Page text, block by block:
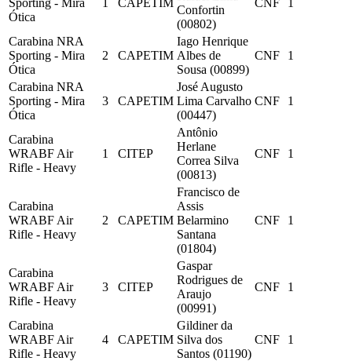
Ótica
Confortin
(00802)
Carabina NRA
Sporting - Mira
Ótica
2 CAPETIM
Iago Henrique
Albes de
Sousa (00899)
CNF 1
Carabina NRA
Sporting - Mira
Ótica
3 CAPETIM
José Augusto
Lima Carvalho
(00447)
CNF 1
Carabina
WRABF Air
Rifle - Heavy
1 CITEP
Antônio
Herlane
Correa Silva
(00813)
CNF 1
Carabina
WRABF Air
Rifle - Heavy
2 CAPETIM
Francisco de
Assis
Belarmino
Santana
(01804)
CNF 1
Carabina
WRABF Air
Rifle - Heavy
3 CITEP
Gaspar
Rodrigues de
Araujo
(00991)
CNF 1
Carabina
WRABF Air
Rifle - Heavy
4 CAPETIM
Gildiner da
Silva dos
Santos (01190)
CNF 1